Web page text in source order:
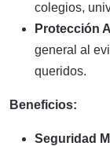
colegios,
Protección
general al
queridos.
Beneficios:
Seguridad